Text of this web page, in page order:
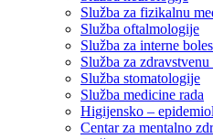
Služba za fizikalnu
Služba oftalmologije
Služba za interne
Služba za zdravstvenu
Služba stomatologije
Služba medicine rada
Higijensko –
Centar za mentalno